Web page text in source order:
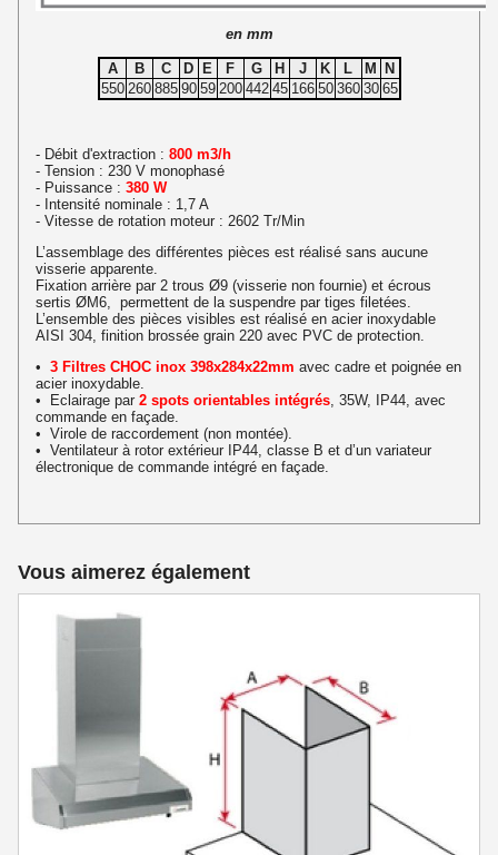
en mm
A B C D E F G H J K L M
N
550 260 885 90 59 200 442 45 166 50 360 30 65
- Débit d'extraction :800 m3/h
- Tension : 230 V monophasé
- Puissance :380 W
- Intensité nominale : 1,7 A
- Vitesse de rotation moteur : 2602 Tr/Min
L’assemblage des différentes pièces est réalisé sans aucune
visserie apparente.
Fixation arrière par 2 trous Ø9 (visserie non fournie) et écrous
sertis ØM6, permettent de la suspendre par tiges filetées.
L’ensemble des pièces visibles est réalisé en acier inoxydable
AISI 304, finition brossée grain 220 avec PVC de protection.
•3 Filtres CHOC inox 398x284x22mm avec cadre et poignée en
acier inoxydable.
• Eclairage par 2 spots orientables intégrés , 35W, IP44, avec
commande en façade.
• Virole de raccordement (non montée).
• Ventilateur à rotor extérieur IP44, classe B et d’un variateur
électronique de commande intégré en façade.
Vous aimerez également